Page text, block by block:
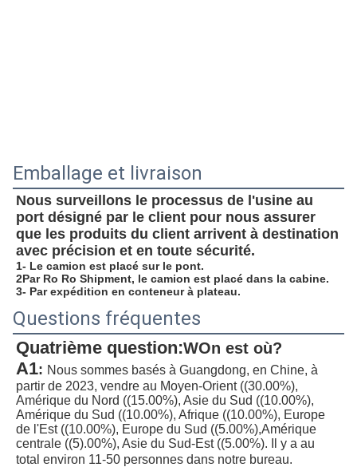
Emballage et livraison
Nous surveillons le processus de l'usine au
port désigné par le client pour nous assurer
que les produits du client arrivent à destination
avec précision et en toute sécurité.
1- Le camion est placé sur le pont.
2Par Ro Ro Shipment, le camion est placé dans la cabine.
3- Par expédition en conteneur à plateau.
Questions fréquentes
Quatrième question:WOn est où?
A1: Nous sommes basés à Guangdong, en Chine, à
partir de 2023, vendre au Moyen-Orient ((30.00%),
Amérique du Nord ((15.00%), Asie du Sud ((10.00%),
Amérique du Sud ((10.00%), Afrique ((10.00%), Europe
de l'Est ((10.00%), Europe du Sud ((5.00%),Amérique
centrale ((5).00%), Asie du Sud-Est ((5.00%). Il y a au
total environ 11-50 personnes dans notre bureau.